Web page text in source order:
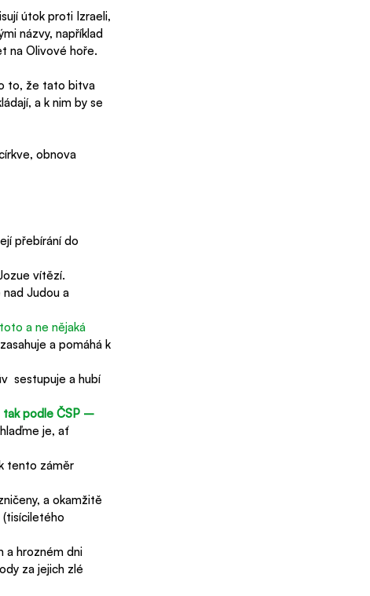
útok proti Izraeli,
názvy, například
na Olivové hoře.
to, že tato bitva
a k nim by se
obnova
přebírání do
vítězí.
Judou a
a ne nějaká
a pomáhá k
sestupuje a hubí
tak podle ČSP –
je, ať
tento záměr
a okamžitě
(tisíciletého
a hrozném dni
za jejich zlé